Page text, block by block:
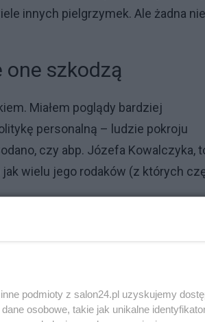
innych pielgrzymek. Ale żadna nie
one szkodzą
Miałem poglądy bardziej
personalną – ludzie pokroju
czy abp. Józefa Kowalczyka,
wielu jego rodaków (z których
Jana Pawła II
podmioty z salon24.pl uzyskujemy
osobowe, takie jak unikalne